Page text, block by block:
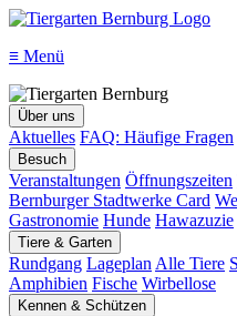
≡ Menü
Über uns
Aktuelles FAQ: Häufige Fragen
Besuch
Veranstaltungen Öffnungszeiten
Bernburger Stadtwerke Card
Gastronomie Hunde Hawazuzie
Tiere & Garten
Rundgang Lageplan Alle Tiere
Amphibien Fische Wirbellose
Kennen & Schützen